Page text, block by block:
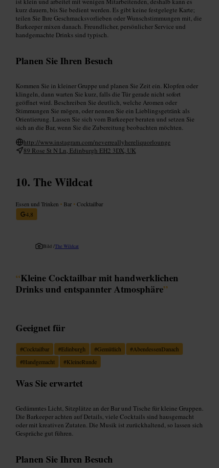
kurz dauern, bis Sie bedient werden. Es gibt keine festgelegte Karte;
teilen Sie Ihre Geschmacksvorlieben oder Wunschstimmungen mit, die
Barkeeper mixen danach. Freundlicher, persönlicher Service und
handgemachte Drinks sind typisch.
Planen Sie Ihren Besuch
Kommen Sie in kleiner Gruppe und planen Sie Zeit ein. Klopfen oder
klingeln, dann warten Sie kurz, falls die Tür gerade nicht sofort
geöffnet wird. Beschreiben Sie deutlich, welche Aromen oder
Stimmungen Sie mögen, oder nennen Sie ein Lieblingsgetränk als
Orientierung. Lassen Sie sich vom Barkeeper beraten und setzen Sie
sich an die Bar, wenn Sie die Zubereitung beobachten möchten.
http://www.instagram.com/neverreallyhereliquorlounge
89 Rose St N Ln, Edinburgh EH2 3DX, UK
The Wildcat
Essen und Trinken • Bar •Cocktailbar
4,8
Bild /The Wildcat
“Kleine Cocktailbar mit handwerklichen
Drinks und entspannter Atmosphäre”
Geeignet für
#Cocktailbar #Edinburgh #Gemütlich #AbendessenDanach
#Handgemacht #KleineRunde
Was Sie erwartet
Gedämmtes Licht, Sitzplätze an der Bar und Tische für kleine Gruppen.
Die Barkeeper achten auf Details, viele Cocktails sind hausgemacht
oder mit kreativen Zutaten. Die Musik ist zurückhaltend, so lassen sich
Gespräche gut führen.
Planen Sie Ihren Besuch